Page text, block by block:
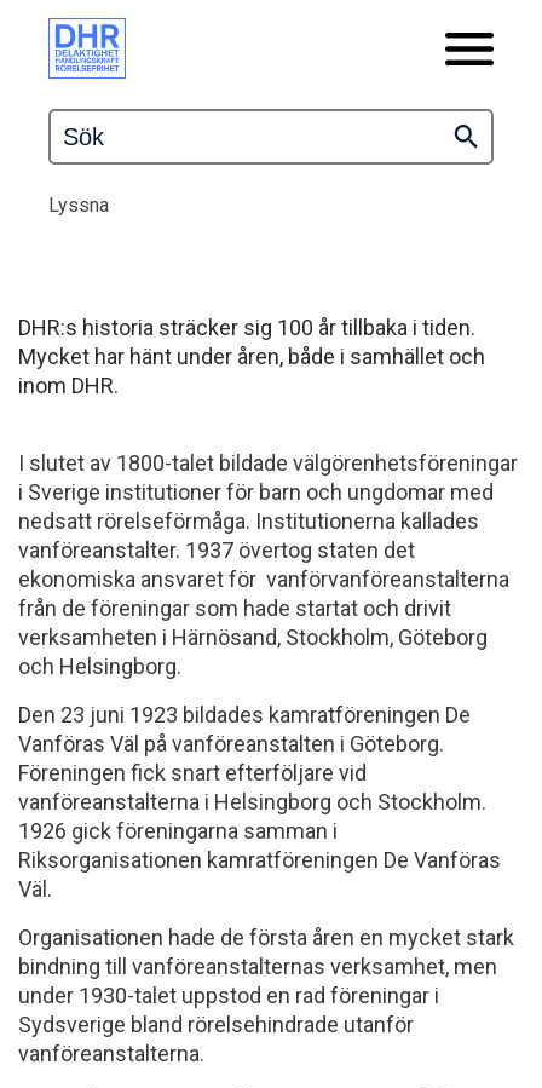
Lyssna
DHR:s historia sträcker sig 100 år tillbaka i tiden.
Mycket har hänt under åren, både i samhället och
inom DHR.
I slutet av 1800-talet bildade välgörenhetsföreningar
i Sverige institutioner för barn och ungdomar med
nedsatt rörelseförmåga. Institutionerna kallades
vanföreanstalter. 1937 övertog staten det
ekonomiska ansvaret för vanförvanföreanstalterna
från de föreningar som hade startat och drivit
verksamheten i Härnösand, Stockholm, Göteborg
och Helsingborg.
Den 23 juni 1923 bildades kamratföreningen De
Vanföras Väl på vanföreanstalten i Göteborg.
Föreningen fick snart efterföljare vid
vanföreanstalterna i Helsingborg och Stockholm.
1926 gick föreningarna samman i
Riksorganisationen kamratföreningen De Vanföras
Väl.
Organisationen hade de första åren en mycket stark
bindning till vanföreanstalternas verksamhet, men
under 1930-talet uppstod en rad föreningar i
Sydsverige bland rörelsehindrade utanför
vanföreanstalterna.